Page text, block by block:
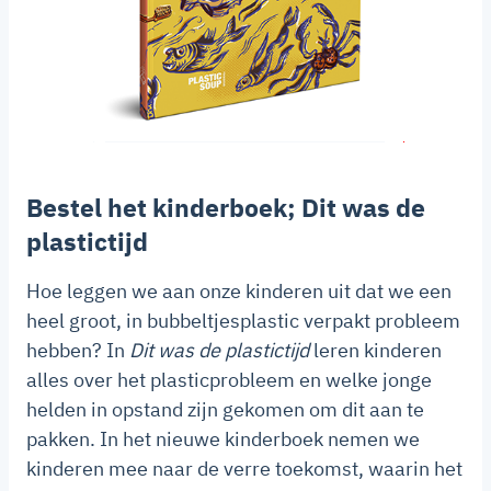
Bestel het kinderboek; Dit was de
plastictijd
Hoe leggen we aan onze kinderen uit dat we een
heel groot, in bubbeltjesplastic verpakt probleem
hebben? In Dit was de plastictijdleren kinderen
alles over het plasticprobleem en welke jonge
helden in opstand zijn gekomen om dit aan te
pakken. In het nieuwe kinderboek nemen we
kinderen mee naar de verre toekomst, waarin het